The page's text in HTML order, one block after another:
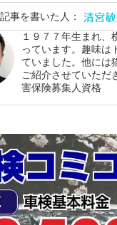
事を書いた人：
１９７７年生まれ
っています。趣味は
ていました。他には
ご紹介させていただ
害保険募集人資格